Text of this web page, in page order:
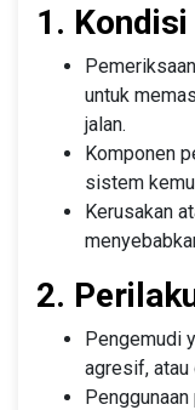
1.
untuk
jalan.
Komponen
sistem
Kerusakan
2.
Pengemudi
agresif,